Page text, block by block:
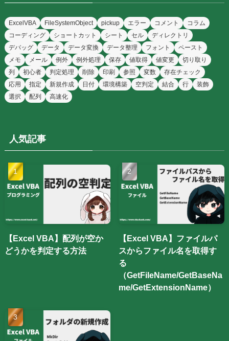
ExcelVBA FileSystemObject pickup エラー コメント
コラム
コーディング
ショートカット シート セル
ディレクトリ
デバッグ
データ データ変換 データ整理 フォント
ペースト
メモ
メール 例外 例外処理 保存 値取得 値変更
切り取り
列
初心者 判定処理 削除 印刷 参照 変数
存在チェック
応用
指定 新規作成 日付 環境構築 空判定 結合 行
装飾
選択
配列 高速化
人気記事
【Excel VBA】配列が空か
どうかを判定する方法
【Excel VBA】ファイルパ
スからファイル名を取得す
る
（GetFileName/GetBaseNa
me/GetExtensionName）